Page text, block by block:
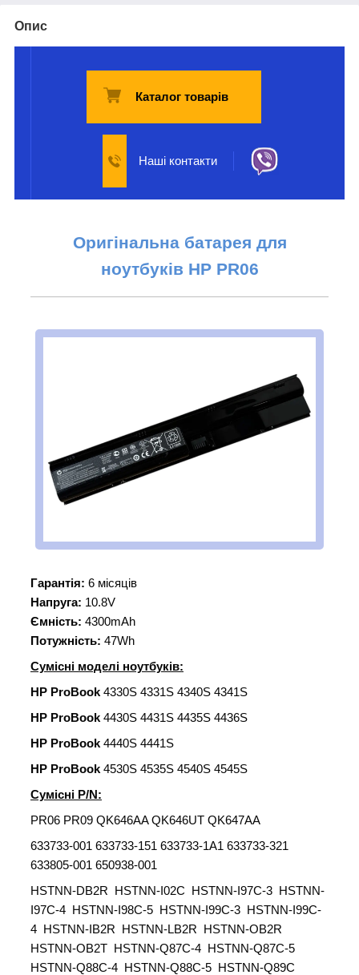
Опис
Каталог товарів
Наші контакти
Оригінальна батарея для
ноутбуків НР PR06
Гарантія: 6 місяців
Напруга: 10.8V
Ємність: 4300mAh
Потужність: 47Wh
Сумісні моделі ноутбуків:
HP ProBook 4330S 4331S 4340S 4341S
HP ProBook 4430S 4431S 4435S 4436S
HP ProBook 4440S 4441S
HP ProBook 4530S 4535S 4540S 4545S
Сумісні P/N:
PR06 PR09 QK646AA QK646UT QK647AA
633733-001 633733-151 633733-1A1 633733-321
633805-001 650938-001
HSTNN-DB2R HSTNN-I02C HSTNN-I97C-3 HSTNN-
I97C-4 HSTNN-I98C-5 HSTNN-I99C-3 HSTNN-I99C-
4 HSTNN-IB2R HSTNN-LB2R HSTNN-OB2R
HSTNN-OB2T HSTNN-Q87C-4 HSTNN-Q87C-5
HSTNN-Q88C-4 HSTNN-Q88C-5 HSTNN-Q89C